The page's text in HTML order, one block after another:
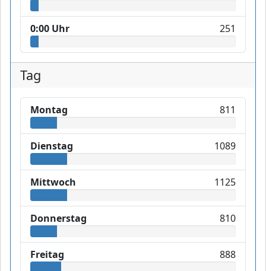
0:00 Uhr 251
Tag
Montag 811
Dienstag 1089
Mittwoch 1125
Donnerstag 810
Freitag 888